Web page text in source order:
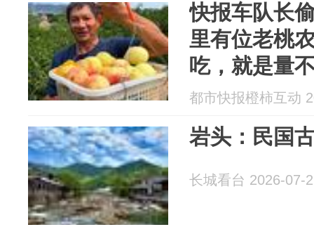
快报车队长
里有位老桃
吃，就是量
你准备好抢
都市快报橙柿互动
岩头：民国
长城看台 2026-07-